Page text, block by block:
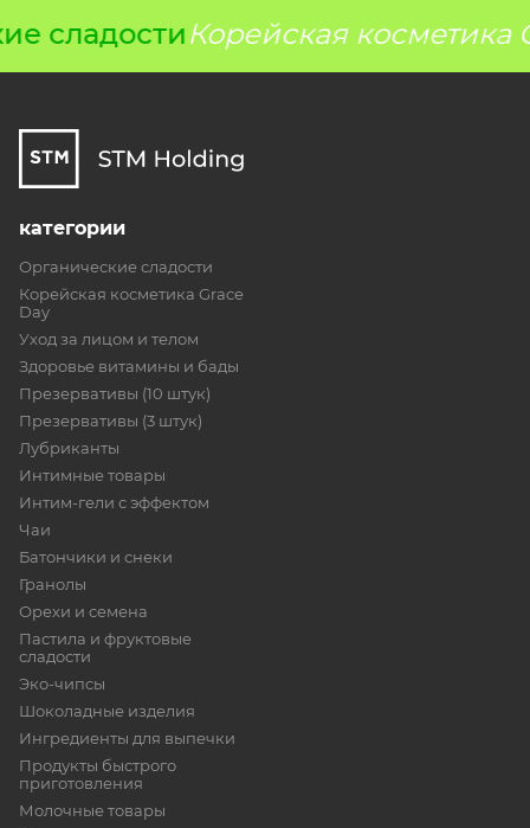
сладостиКорейская косметика
категории
Органические сладости
Корейская косметика Grace
Day
Уход за лицом и телом
Здоровье витамины и бады
Презервативы (10 штук)
Презервативы (3 штук)
Лубриканты
Интимные товары
Интим-гели с эффектом
Чаи
Батончики и снеки
Гранолы
Орехи и семена
Пастила и фруктовые
сладости
Эко-чипсы
Шоколадные изделия
Ингредиенты для выпечки
Продукты быстрого
приготовления
Молочные товары